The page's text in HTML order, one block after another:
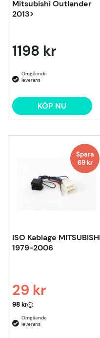
Mitsubishi Outlander
2013>
1198 kr
KÖP NU
Spara
69kr
ISO Kablage
1979-2006
29 kr
Ordinarie pris:
98 kr